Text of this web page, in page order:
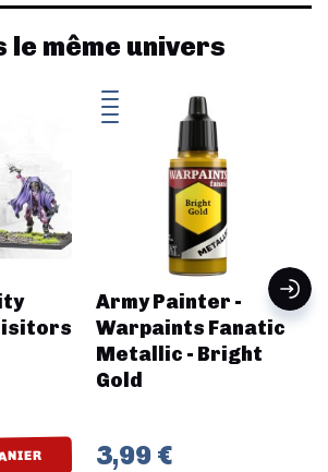
le même univers
Army Painter -
Warpaints Fanatic
Metallic - Bright
Gold
3,99 €